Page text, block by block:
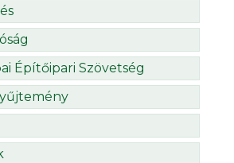
Építőipari Szövetség